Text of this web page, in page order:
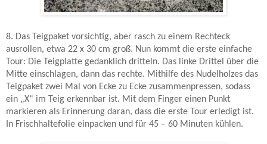
8. Das Teigpaket vorsichtig, aber rasch zu einem Rechteck
ausrollen, etwa 22 x 30 cm groß. Nun kommt die erste einfache
Tour: Die Teigplatte gedanklich dritteln. Das linke Drittel über die
Mitte einschlagen, dann das rechte. Mithilfe des Nudelholzes das
Teigpaket zwei Mal von Ecke zu Ecke zusammenpressen, sodass
ein „X“ im Teig erkennbar ist. Mit dem Finger einen Punkt
markieren als Erinnerung daran, dass die erste Tour erledigt ist.
In Frischhaltefolie einpacken und für 45 – 60 Minuten kühlen.